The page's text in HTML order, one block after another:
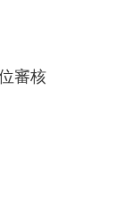
審核